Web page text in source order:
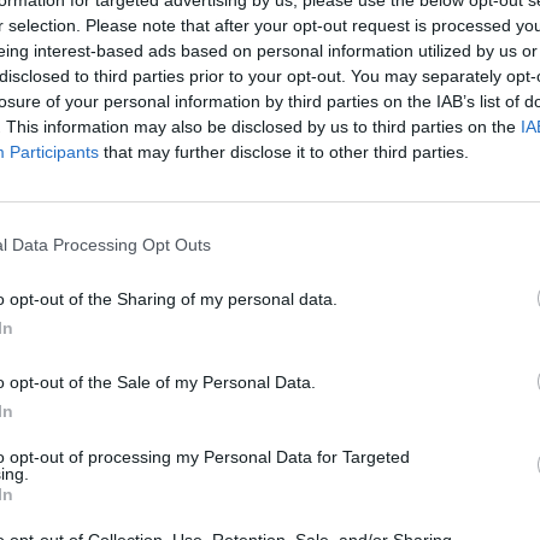
selection. Please note that after your opt-out request is processed
interest-based ads based on personal information utilized by us
to third parties prior to your opt-out. You may separately
of your personal information by third parties on the IAB’s list of
This information may also be disclosed by us to third parties on the
Participants that may further disclose it to other third parties.
Data Processing Opt Outs
opt-out of the Sharing of my personal data.
opt-out of the Sale of my Personal Data.
opt-out of processing my Personal Data for Targeted
De verdad nos estamos volviendo